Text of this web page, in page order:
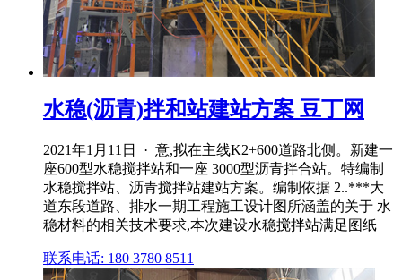
水稳(沥青)拌和站建站方案 豆丁网
2021年1月11日 · 意,拟在主线K2+600道路北侧。新建一
座600型水稳搅拌站和一座 3000型沥青拌合站。特编制
水稳搅拌站、沥青搅拌站建站方案。编制依据 2..***大
道东段道路、排水一期工程施工设计图所涵盖的关于 水
稳材料的相关技术要求,本次建设水稳搅拌站满足图纸
联系电话: 180 3780 8511